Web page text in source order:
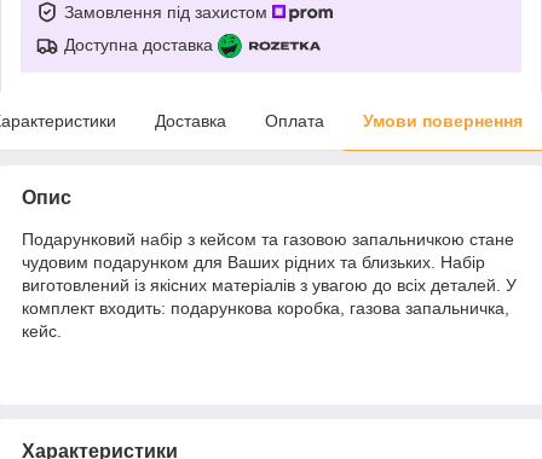
Замовлення під захистом
Доступна доставка
Доставка Оплата Умови повернення
Опис
Подарунковий набір з кейсом та газовою запальничкою стане
чудовим подарунком для Ваших рідних та близьких. Набір
виготовлений із якісних матеріалів з увагою до всіх деталей. У
комплект входить: подарункова коробка, газова запальничка,
кейс.
Характеристики